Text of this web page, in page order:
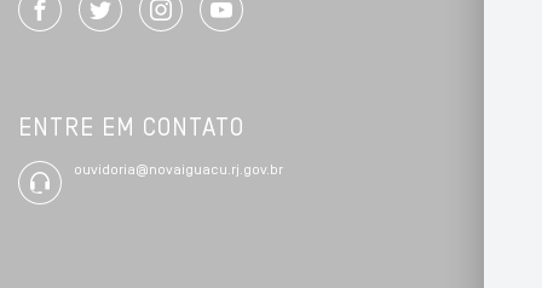
ENTRE EM CONTATO
ouvidoria@novaiguacu.rj.gov.br